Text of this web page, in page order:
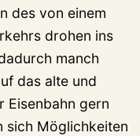
des von einem
drohen ins
manch
das alte und
Eisenbahn gern
sich Möglichkeiten